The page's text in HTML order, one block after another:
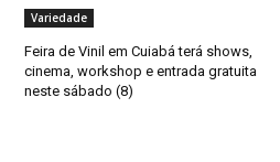
Variedade
Feira de Vinil em Cuiabá terá shows,
cinema, workshop e entrada gratuita
neste sábado (8)